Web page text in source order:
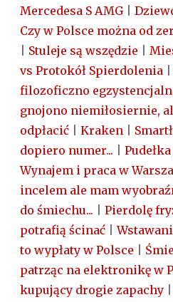
Mercedesa S AMG|
Czy w Polsce można od
Stuleje są wszędzie
vs Protokół Spierdolenia
filozoficzno
gnojono niemiłosiernie,
odpłacić
Kraken
dopiero numer...
Wynajem i praca w
incelem ale mam
do śmiechu...
Pierdolę
potrafią ścinać |
to wypłaty w Polsce
patrząc na elektronikę w
kupujący drogie zapachy